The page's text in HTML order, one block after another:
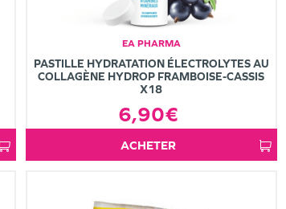
EA PHARMA
PASTILLE HYDRATATION ÉLECTROLYTES AU
COLLAGÈNE HYDROP FRAMBOISE-CASSIS
X18
6,90€
ACHETER